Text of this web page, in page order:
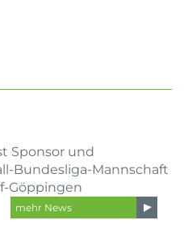
Sponsor und
Bundesliga-Mannschaft
Göppingen
mehr News